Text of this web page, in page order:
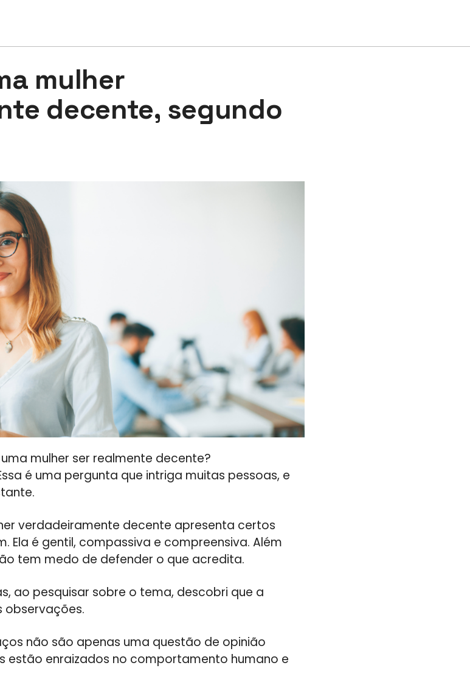
mulher
decente, segundo
mulher ser realmente decente?
é uma pergunta que intriga muitas pessoas, e
verdadeiramente decente apresenta certos
Ela é gentil, compassiva e compreensiva. Além
tem medo de defender o que acredita.
ao pesquisar sobre o tema, descobri que a
observações.
não são apenas uma questão de opinião
estão enraizados no comportamento humano e